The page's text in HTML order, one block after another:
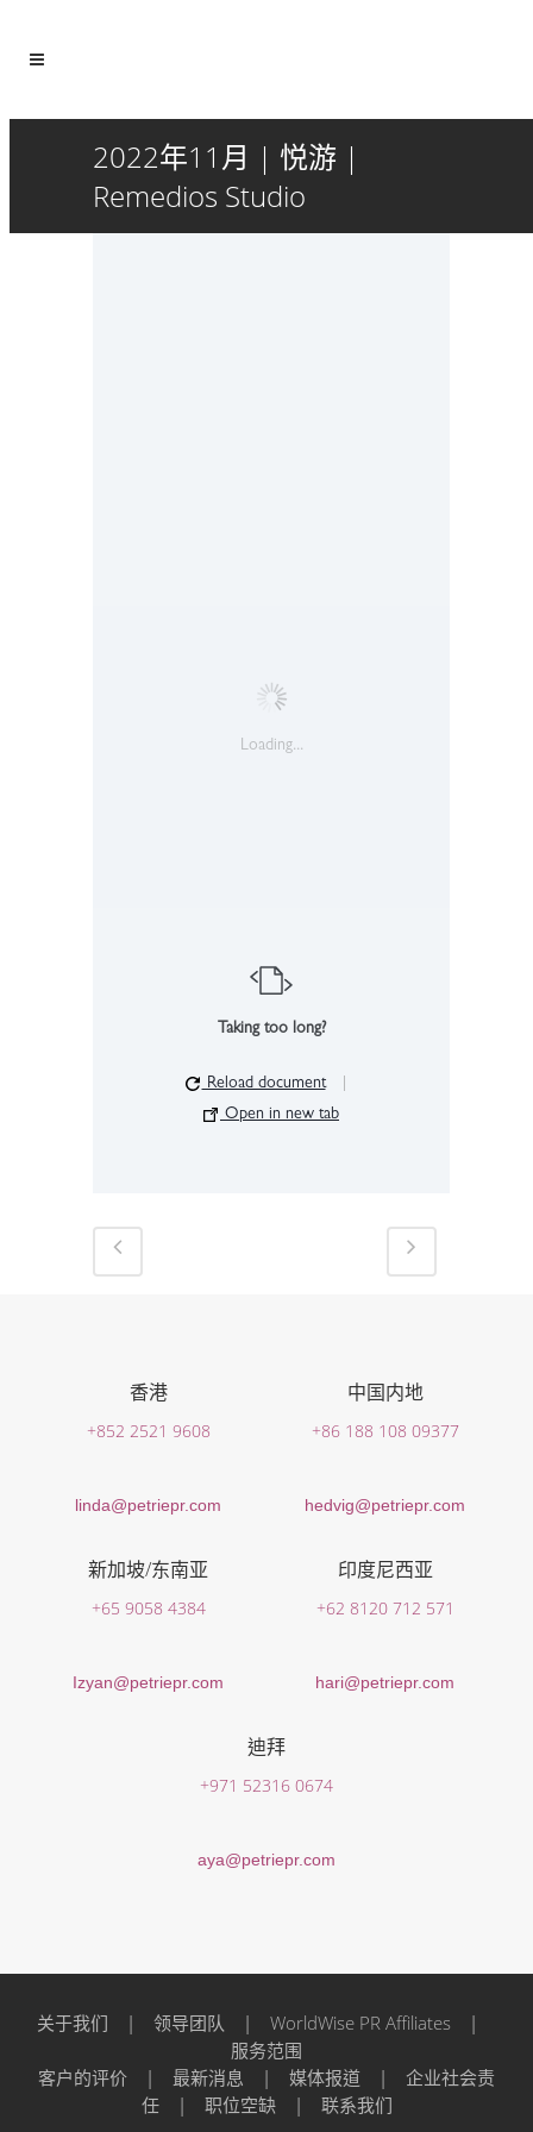
2022年11月 | 悦游 |
Remedios Studio
Loading...
Taking too long?
Reload document
Open in new tab
香港
+852 2521 9608
linda@petriepr.com
中国内地
+86 188 108 09377
hedvig@petriepr.com
新加坡/东南亚
+65 9058 4384
Izyan@petriepr.com
印度尼西亚
+62 8120 712 571
hari@petriepr.com
迪拜
+971 52316 0674
aya@petriepr.com
关于我们 | 领导团队 | WorldWise PR Affiliates |
服务范围
客户的评价 | 最新消息 | 媒体报道 | 企业社会责
任| 职位空缺| 联系我们